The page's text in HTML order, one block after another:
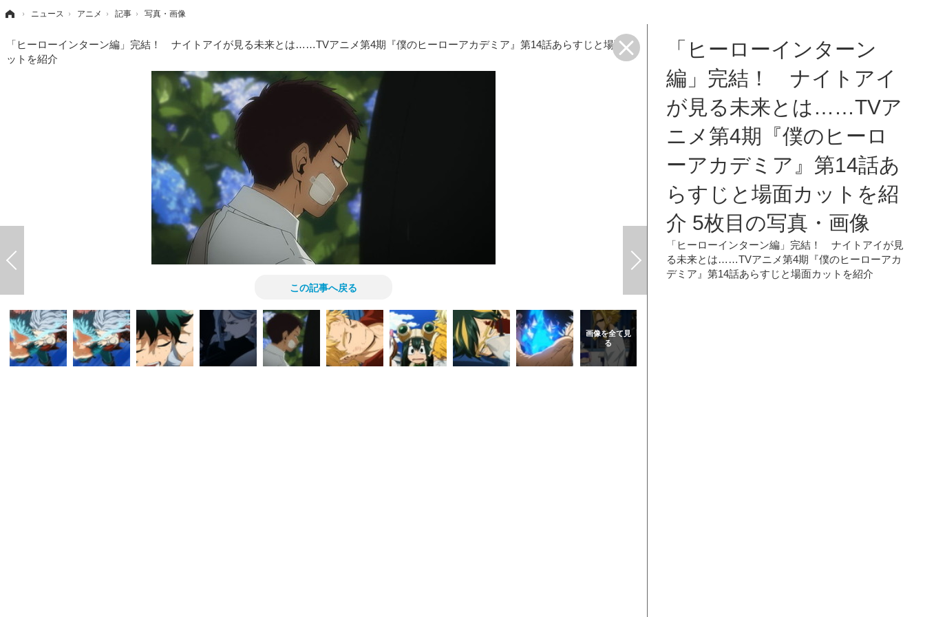
› ニュース › アニメ › 記事 › 写真・画像
「ヒーローインターン編」完結！ ナイトアイが見る未来とは……TVアニメ第4期『僕のヒーローアカデミア』第14話あらすじと場面カ
ットを紹介
この記事へ戻る
「ヒーローインターン
編」完結！ ナイトアイ
が見る未来とは……TVア
ニメ第4期『僕のヒーロ
ーアカデミア』第14話あ
らすじと場面カットを紹
介 5枚目の写真・画像
「ヒーローインターン編」完結！ ナイトアイが見
る未来とは……TVアニメ第4期『僕のヒーローアカ
デミア』第14話あらすじと場面カットを紹介